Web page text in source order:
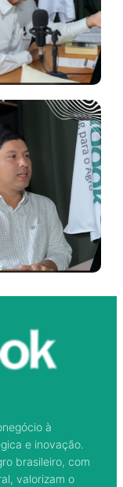
à
e inovação.
brasileiro, com
valorizam o